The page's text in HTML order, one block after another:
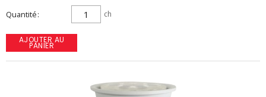
Quantité ch
AJOUTER AU
PANIER